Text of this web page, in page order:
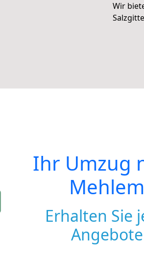
Wir
Ihr Umzug
Mehlem
Erhalten Sie
Angebote